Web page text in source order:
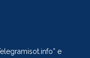
” e